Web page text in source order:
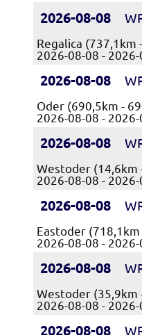
2026-08-08
Regalica (737,1km
2026-08-08 -
2026-08-08
Oder (690,5km -
2026-08-08 -
2026-08-08
Westoder (14,6km
2026-08-08 -
2026-08-08
Eastoder
2026-08-08 -
2026-08-08
Westoder (35,9km
2026-08-08 -
2026-08-08